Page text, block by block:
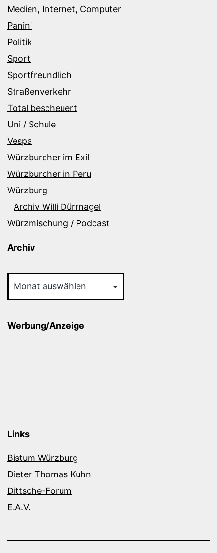
Medien, Internet, Computer
Panini
Politik
Sport
Sportfreundlich
Straßenverkehr
Total bescheuert
Uni / Schule
Vespa
Würzburcher im Exil
Würzburcher in Peru
Würzburg
Archiv Willi Dürrnagel
Würzmischung / Podcast
Archiv
Werbung/Anzeige
Links
Bistum Würzburg
Dieter Thomas Kuhn
Dittsche-Forum
E.A.V.